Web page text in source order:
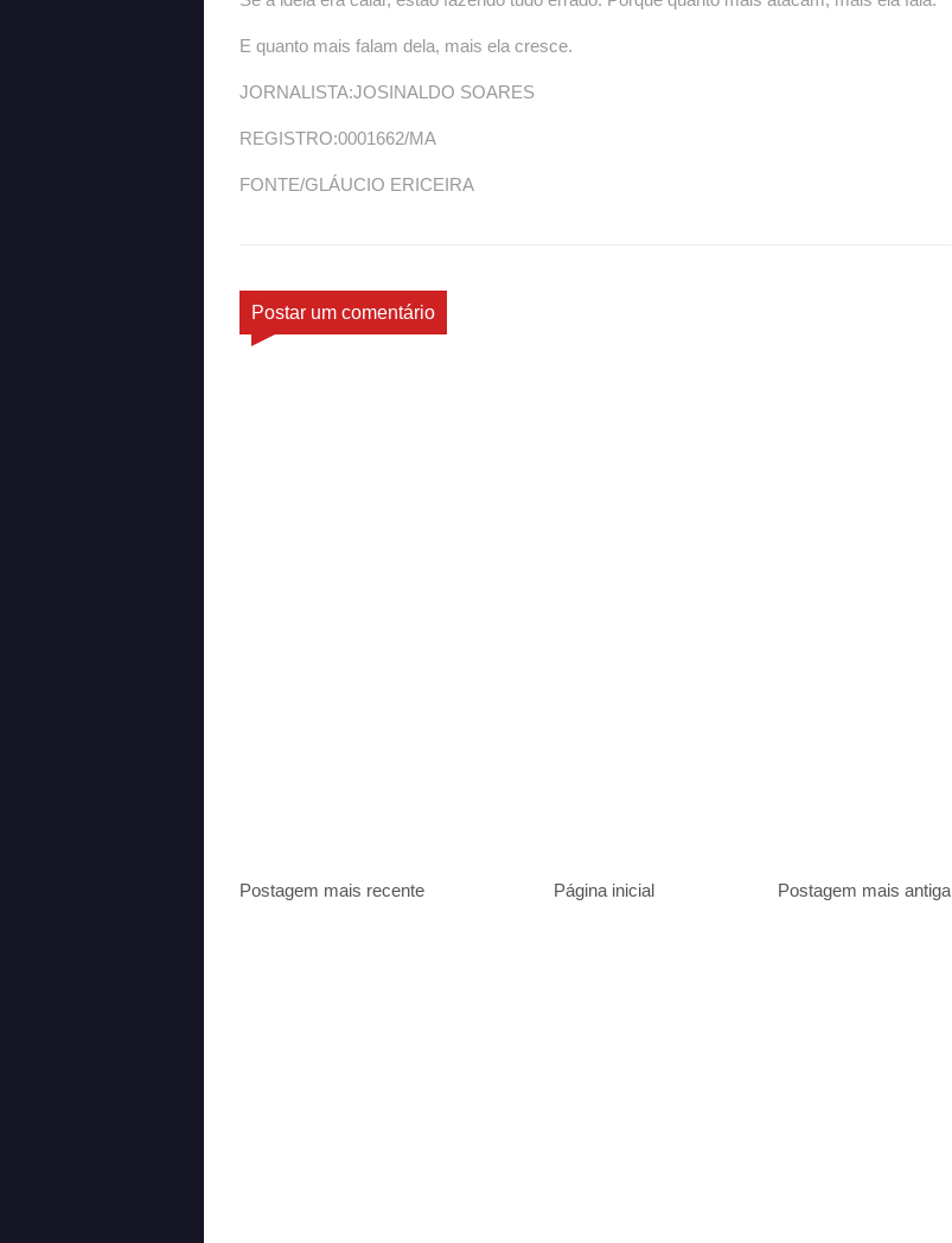
E quanto mais falam dela, mais ela cresce.
JORNALISTA:JOSINALDO SOARES
REGISTRO:0001662/MA
FONTE/GLÁUCIO ERICEIRA
Postar um comentário
Postagem mais recente Postagem mais antiga
Página inicial